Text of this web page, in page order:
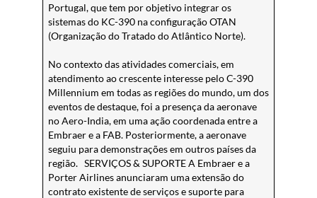
Portugal, que tem por objetivo integrar os
sistemas do KC-390 na configuração OTAN
(Organização do Tratado do Atlântico Norte).
No contexto das atividades comerciais, em
atendimento ao crescente interesse pelo C-390
Millennium em todas as regiões do mundo, um dos
eventos de destaque, foi a presença da aeronave
no Aero-India, em uma ação coordenada entre a
Embraer e a FAB. Posteriormente, a aeronave
seguiu para demonstrações em outros países da
região. SERVIÇOS & SUPORTE A Embraer e a
Porter Airlines anunciaram uma extensão do
contrato existente de serviços e suporte para